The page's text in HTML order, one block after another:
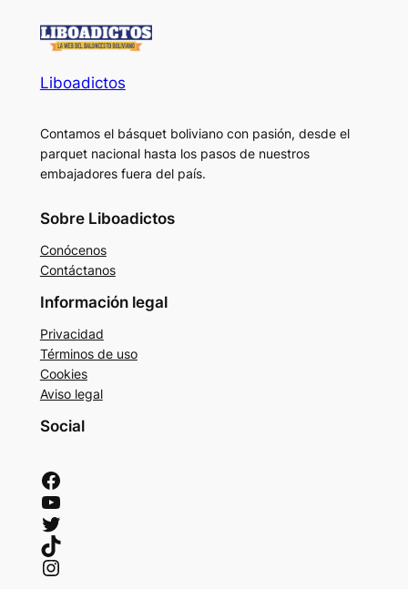
Liboadictos
Contamos el básquet boliviano con pasión, desde el
parquet nacional hasta los pasos de nuestros
embajadores fuera del país.
Sobre Liboadictos
Conócenos
Contáctanos
Información legal
Privacidad
Términos de uso
Cookies
Aviso legal
Social
Facebook
YouTube
Twitter
TikTok
Instagram